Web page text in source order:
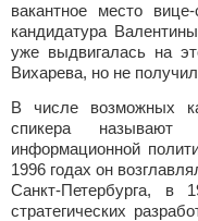
вакантное место
кандидатура
уже выдвигалась на
Вихарева, но не
В числе возможных
спикера называют
информационной
1996 годах он
Санкт-Петербурга, в
стратегических